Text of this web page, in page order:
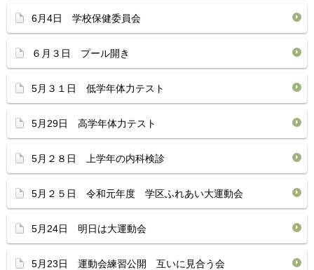
6月4日 学校保健委員会
６月３日 プール開き
5月３１日 低学年体力テスト
5月29日 高学年体力テスト
5月２８日 上学年の内科検診
5月２５日 令和元年度 学区ふれあい大運動会
5月24日 明日は大運動会
5月23日 運動会練習公開 互いに見合う会